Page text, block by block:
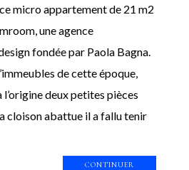
micro appartement de 21 m2
une agence
fondée par Paola Bagna.
de cette époque,
deux petites pièces
cloison abattue il a fallu tenir
CONTINUER